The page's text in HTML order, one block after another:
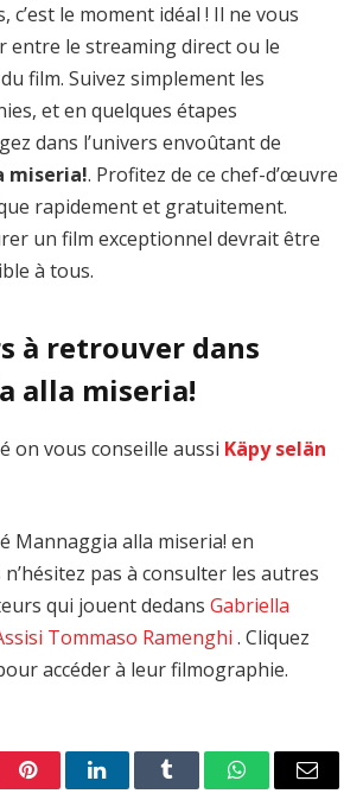
c’est le moment idéal ! Il ne vous
entre le streaming direct ou le
film. Suivez simplement les
et en quelques étapes
dans l’univers envoûtant de
miseria!. Profitez de ce chef-d’œuvre
rapidement et gratuitement.
un film exceptionnel devrait être
à tous.
à retrouver dans
alla miseria!
on vous conseille aussi Käpy selän
Mannaggia alla miseria! en
pas à consulter les autres
qui jouent dedans Gabriella
Tommaso Ramenghi . Cliquez
accéder à leur filmographie.
PinterestLinkedInTumblr WhatsAppEmail